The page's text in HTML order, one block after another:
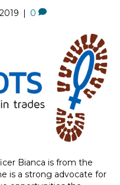
| 0
Bianca is from the
is a strong advocate for